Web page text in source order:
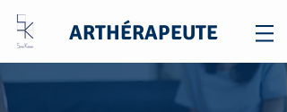
ARTHÉRAPEUTE